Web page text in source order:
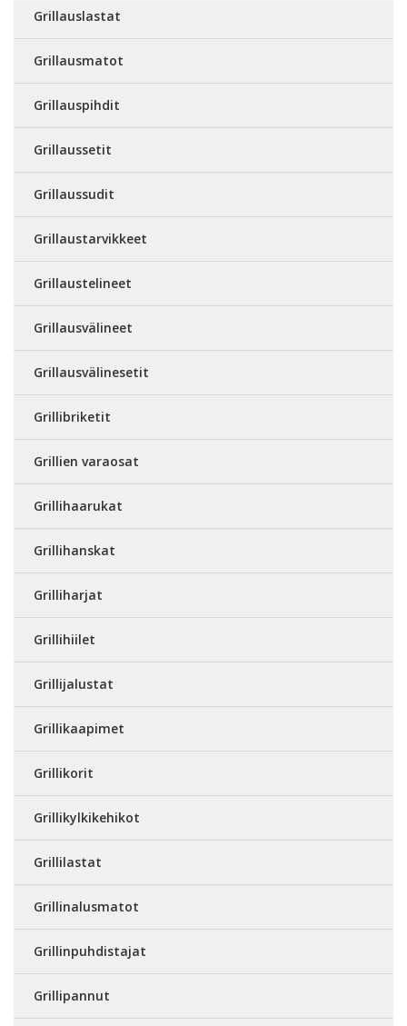
Grillauslastat
Grillausmatot
Grillauspihdit
Grillaussetit
Grillaussudit
Grillaustarvikkeet
Grillaustelineet
Grillausvälineet
Grillausvälinesetit
Grillibriketit
Grillien varaosat
Grillihaarukat
Grillihanskat
Grilliharjat
Grillihiilet
Grillijalustat
Grillikaapimet
Grillikorit
Grillikylkikehikot
Grillilastat
Grillinalusmatot
Grillinpuhdistajat
Grillipannut